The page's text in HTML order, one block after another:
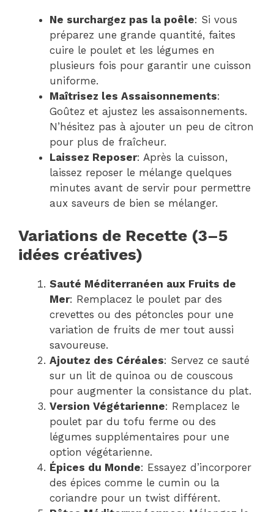
Ne surchargez pas la poêle: Si vous
préparez une grande quantité, faites
cuire le poulet et les légumes en
plusieurs fois pour garantir une cuisson
uniforme.
Maîtrisez les Assaisonnements:
Goûtez et ajustez les assaisonnements.
N’hésitez pas à ajouter un peu de citron
pour plus de fraîcheur.
Laissez Reposer: Après la cuisson,
laissez reposer le mélange quelques
minutes avant de servir pour permettre
aux saveurs de bien se mélanger.
Variations de Recette (3–5
idées créatives)
Sauté Méditerranéen aux Fruits de
Mer: Remplacez le poulet par des
crevettes ou des pétoncles pour une
variation de fruits de mer tout aussi
savoureuse.
Ajoutez des Céréales: Servez ce sauté
sur un lit de quinoa ou de couscous
pour augmenter la consistance du plat.
Version Végétarienne: Remplacez le
poulet par du tofu ferme ou des
légumes supplémentaires pour une
option végétarienne.
Épices du Monde: Essayez d’incorporer
des épices comme le cumin ou la
coriandre pour un twist différent.